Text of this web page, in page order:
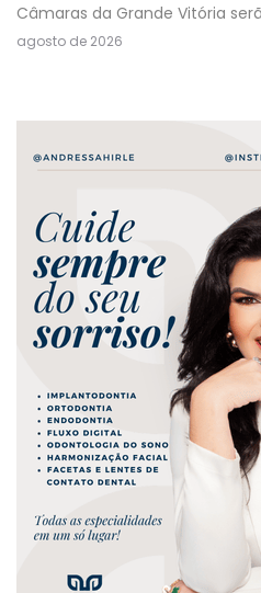
Câmaras da Grande Vitória
agosto de 2026